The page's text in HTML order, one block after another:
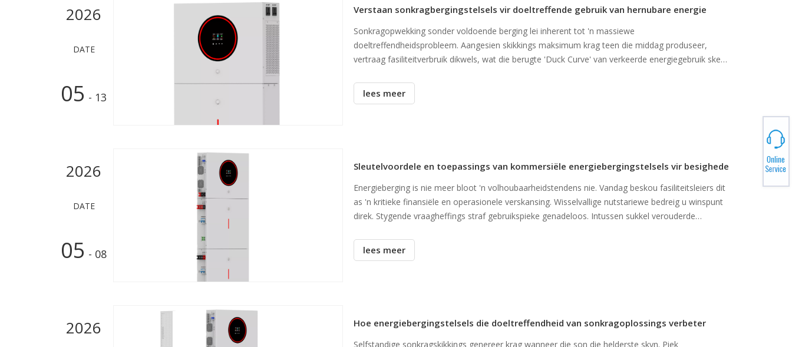
2026
DATE
05 - 13
Verstaan ​​sonkragbergingstelsels vir doeltreffende gebruik van hernubare energie
Sonkragopwekking sonder voldoende berging lei inherent tot 'n massiewe
doeltreffendheidsprobleem. Aangesien skikkings maksimum krag teen die middag produseer,
vertraag fasiliteitverbruik dikwels, wat die berugte 'Duck Curve' van verkeerde energiegebruik skep.
lees meer
2026
DATE
05 - 08
Sleutelvoordele en toepassings van kommersiële energiebergingstelsels vir besighede
Energieberging is nie meer bloot 'n volhoubaarheidstendens nie. Vandag beskou fasiliteitsleiers dit
as 'n kritieke finansiële en operasionele verskansing. Wisselvallige nutstariewe bedreig u winspunt
direk. Stygende vraagheffings straf gebruikspieke genadeloos. Intussen sukkel verouderde
lees meer
2026 Hoe energiebergingstelsels die doeltreffendheid van sonkragoplossings verbeter
Selfstandige sonkragskikkings genereer krag wanneer die son die helderste skyn. Piek